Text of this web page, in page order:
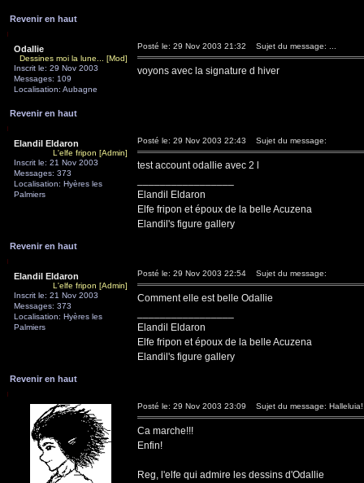
Revenir en haut
Odallie
Dessines moi la lune... [Mod]
Inscrit le: 29 Nov 2003
Messages: 109
Localisation: Aubagne
Posté le: 29 Nov 2003 21:32 Sujet du message: ...
voyons avec la signature d hiver
Revenir en haut
Elandil Eldaron
L'elfe fripon [Admin]
Inscrit le: 21 Nov 2003
Messages: 373
Localisation: Hyères les
Palmiers
Posté le: 29 Nov 2003 22:43 Sujet du message:
test account odallie avec 2 l
Elandil Eldaron
Elfe fripon et époux de la belle Acuzena
Elandil's figure gallery
Revenir en haut
Elandil Eldaron
L'elfe fripon [Admin]
Inscrit le: 21 Nov 2003
Messages: 373
Localisation: Hyères les
Palmiers
Posté le: 29 Nov 2003 22:54 Sujet du message:
Comment elle est belle Odallie
Elandil Eldaron
Elfe fripon et époux de la belle Acuzena
Elandil's figure gallery
Revenir en haut
Posté le: 29 Nov 2003 23:09 Sujet du message:
Ca marche!!!
Enfin!
Reg, l'elfe qui admire les dessins d'Odallie